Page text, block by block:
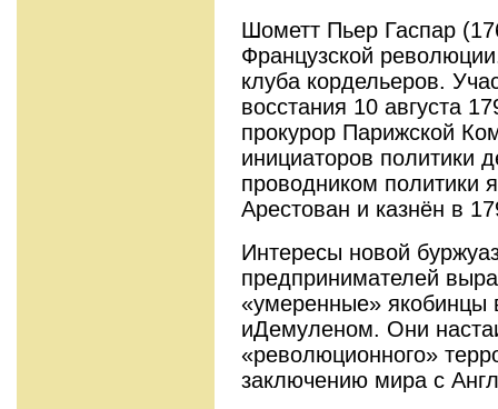
Шометт Пьер Гаспар
Французской
клуба кордельеров.
восстания 10 ав­густа
прокурор Парижской
инициаторов политики
проводником политики
Арестован и казнён в
Интересы новой
предпринимателей
«умеренные» якобинцы
иДемуленом. Они
«революцион­ного»
заключению мира с